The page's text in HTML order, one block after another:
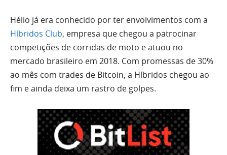
Hélio já era conhecido por ter envolvimentos com a
Híbridos Club, empresa que chegou a patrocinar
competições de corridas de moto e atuou no
mercado brasileiro em 2018. Com promessas de 30%
ao mês com trades de Bitcoin, a Híbridos chegou ao
fim e ainda deixa um rastro de golpes.